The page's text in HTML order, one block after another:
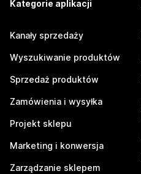
Kategorie aplikacji
Kanały sprzedaży
Wyszukiwanie produktów
Sprzedaż produktów
Zamówienia i wysyłka
Projekt sklepu
Marketing i konwersja
Zarządzanie sklepem